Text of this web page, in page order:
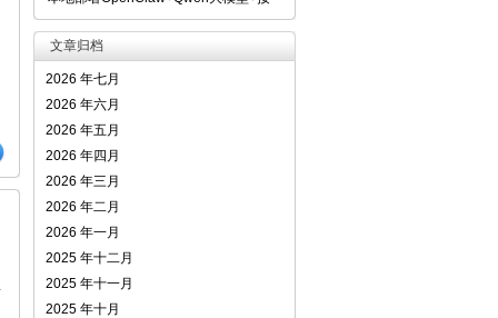
文章归档
2026 年七月
2026 年六月
2026 年五月
2026 年四月
2026 年三月
2026 年二月
2026 年一月
2025 年十二月
2025 年十一月
2025 年十月